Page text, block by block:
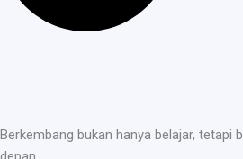
Berkembang bukan hanya belajar, tetapi